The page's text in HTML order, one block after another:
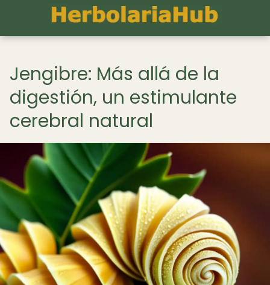
Jengibre: Más allá de la
digestión, un estimulante
cerebral natural